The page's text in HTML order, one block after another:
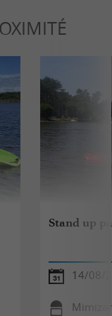
Stand up
14/08/